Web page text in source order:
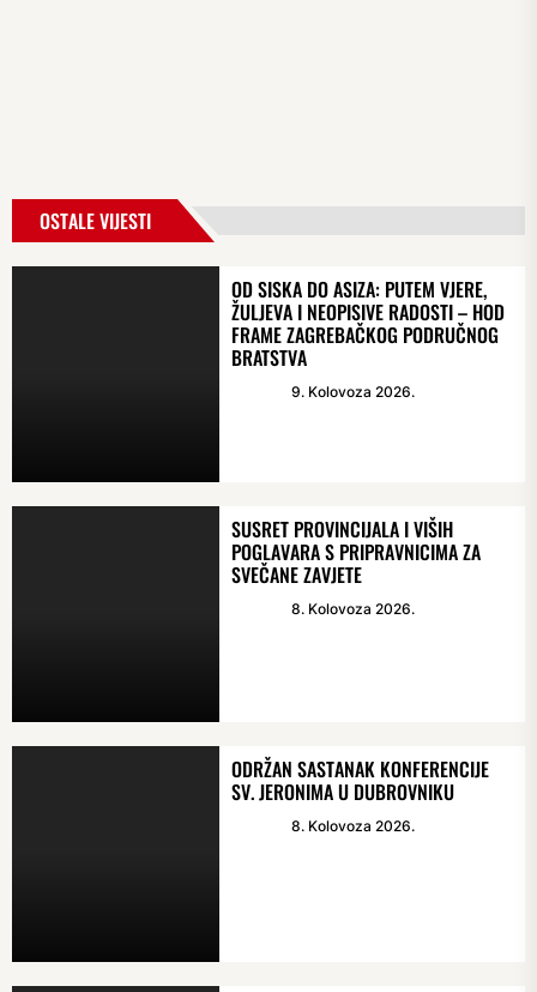
OSTALE VIJESTI
OD SISKA DO ASIZA: PUTEM VJERE,
ŽULJEVA I NEOPISIVE RADOSTI – HOD
FRAME ZAGREBAČKOG PODRUČNOG
BRATSTVA
9. Kolovoza 2026.
SUSRET PROVINCIJALA I VIŠIH
POGLAVARA S PRIPRAVNICIMA ZA
SVEČANE ZAVJETE
8. Kolovoza 2026.
ODRŽAN SASTANAK KONFERENCIJE
SV. JERONIMA U DUBROVNIKU
8. Kolovoza 2026.